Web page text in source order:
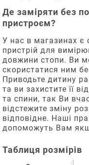
Де заміряти без
пристроєм?
У нас в магазинах є
пристрій для
довжини стопи. Ви
скористатися ним
Приводьте дитину
та ви захистите її
та спини, так Ви
відстежите зміну
відповідне. Наші
допоможуть Вам
Таблиця розмірів